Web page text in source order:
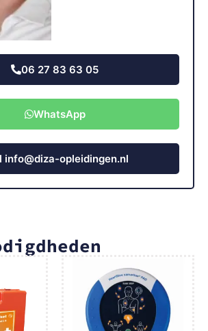
06 27 83 63 05
WhatsApp
info@diza-opleidingen.nl